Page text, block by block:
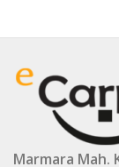
Marmara Mah.